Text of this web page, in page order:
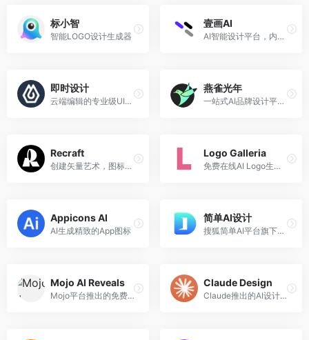
标小智
智能LOGO设计生成器
壹画AI
AI智能设计平台，内置GPT-image-2
即时设计
云端编辑的专业级UI设计工具，专为中国设计师量身打造
燕雀光年
一站式AI品牌设计平台，支持AI Logo设计、品牌VI设计、高端样机设计、AI营销设计等众多种功能
Recraft
创建矢量艺术，图标，数字插图，3D图形，和更多。
Logo Galleria
免费在线AI Logo生成工具，打造定制Logo
Appicons AI
AI生成精致的App图标
简单AI设计
搜狐简单AI平台旗下的专业设计工具集，专注于AI驱动的图像创作与图片处理。
Mojo AI Reveals
Mojo平台推出的免费制作动画Logo的AI工具
Claude Design
Claude推出的AI设计协作工具